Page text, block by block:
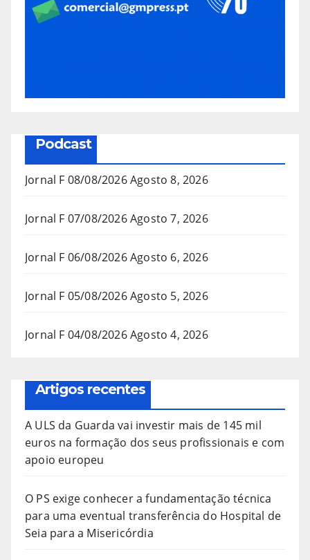
Podcast
Jornal F 08/08/2026Agosto 8, 2026
Jornal F 07/08/2026Agosto 7, 2026
Jornal F 06/08/2026Agosto 6, 2026
Jornal F 05/08/2026Agosto 5, 2026
Jornal F 04/08/2026Agosto 4, 2026
Artigos recentes
A ULS da Guarda vai investir mais de 145 mil
euros na formação dos seus profissionais e com
apoio europeu
O PS exige conhecer a fundamentação técnica
para uma eventual transferência do Hospital de
Seia para a Misericórdia